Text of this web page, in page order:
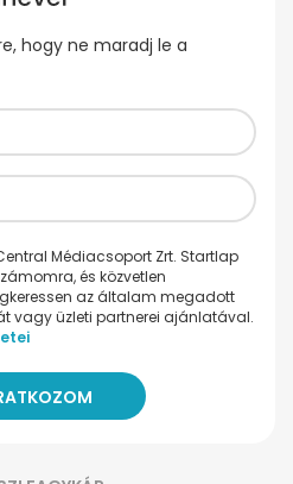
hogy ne maradj le a
Médiacsoport Zrt. Startlap
és közvetlen
az általam megadott
vagy üzleti partnerei ajánlatával.